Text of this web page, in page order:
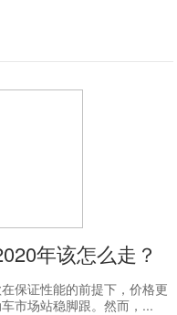
年该怎么走？
保证性能的前提下，价格更
市场站稳脚跟。然而，...